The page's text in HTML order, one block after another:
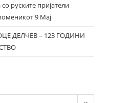
руските пријатели
9 Мај
ДЕЛЧЕВ – 123 ГОДИНИ